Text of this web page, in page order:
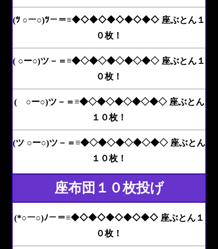
(ﾂ ○ー○)ﾂ－＝≡◆◇◆◇◆◇◆◇◆◇ 座ぶとん１
０枚！
( ○ー○)ツ－＝≡◆◇◆◇◆◇◆◇◆◇ 座ぶとん１
０枚！
( ○ー○)ツ－＝≡◆◇◆◇◆◇◆◇◆◇ 座ぶとん
１０枚！
(ツ ○ー○)ツ－＝≡◆◇◆◇◆◇◆◇◆◇ 座ぶとん
１０枚！
座布団１０枚投げ
(*○ー○)ﾉ－＝≡◆◇◆◇◆◇◆◇◆◇ 座ぶとん１
０枚！